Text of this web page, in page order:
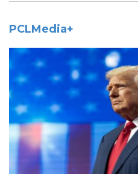
PCLMedia+